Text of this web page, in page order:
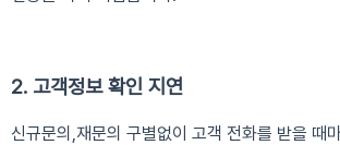
2. 고객정보 확인 지연
신규문의,재문의 구별없이 고객 전화를 받을 때